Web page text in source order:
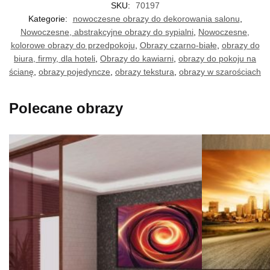
SKU:
70197
Kategorie:
nowoczesne obrazy do dekorowania salonu
Nowoczesne, abstrakcyjne obrazy do sypialni Nowoczesne,
kolorowe obrazy do przedpokoju Obrazy czarno-białe obrazy do
biura, firmy, dla hoteli Obrazy do kawiarni obrazy do pokoju na
ścianę obrazy pojedyncze obrazy tekstura obrazy w szarościach
Polecane obrazy